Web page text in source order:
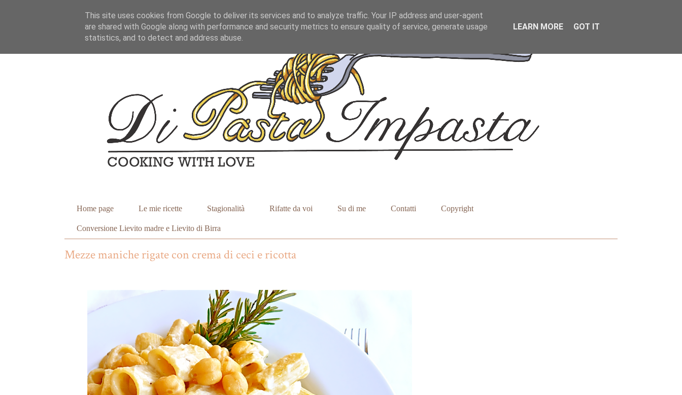
Home page Le mie ricette Stagionalità Rifatte da voi Su di me Contatti Copyright
Conversione Lievito madre e Lievito di Birra
Mezze maniche rigate con crema di ceci e ricotta
This site uses cookies from Google to deliver its services and to analyze traffic. Your IP address and user-agent
are shared with Google along with performance and security metrics to ensure quality of service, generate usage
statistics, and to detect and address abuse.
LEARN MORE GOT IT